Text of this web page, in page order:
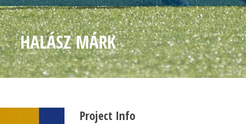
HALÁSZ MÁRK
Project Info